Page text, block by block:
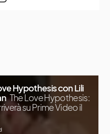
Hypothesis con Lili
The Love Hypothesis:
su Prime Video il